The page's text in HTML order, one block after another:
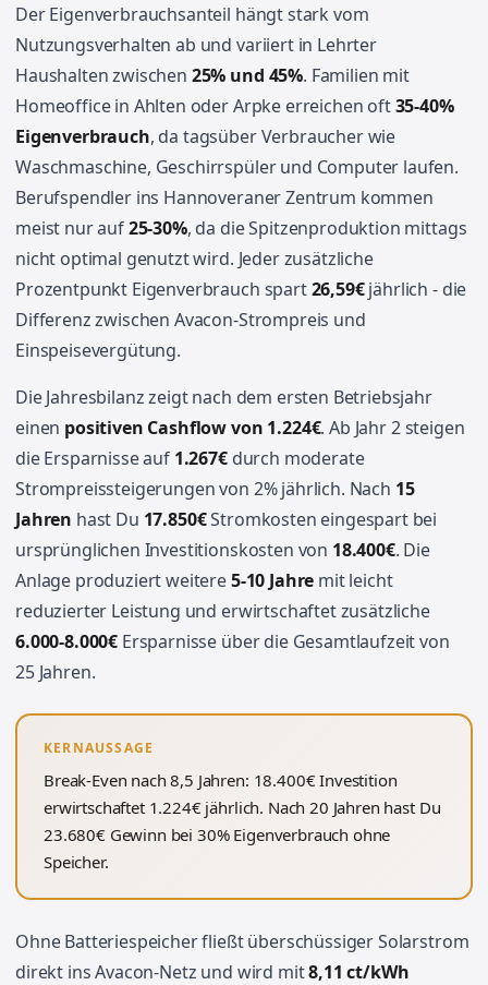
Der Eigenverbrauchsanteil hängt stark vom
Nutzungsverhalten ab und variiert in Lehrter
Haushalten zwischen 25% und 45%. Familien mit
Homeoffice in Ahlten oder Arpke erreichen oft35-40%
Eigenverbrauch, da tagsüber Verbraucher wie
Waschmaschine, Geschirrspüler und Computer laufen.
Berufspendler ins Hannoveraner Zentrum kommen
meist nur auf25-30%, da die Spitzenproduktion mittags
nicht optimal genutzt wird. Jeder zusätzliche
Prozentpunkt Eigenverbrauch spart26,59€jährlich - die
Differenz zwischen Avacon-Strompreis und
Einspeisevergütung.
Die Jahresbilanz zeigt nach dem ersten Betriebsjahr
einen positiven Cashflow von 1.224€. Ab Jahr 2 steigen
die Ersparnisse auf 1.267€durch moderate
Strompreissteigerungen von 2% jährlich. Nach 15
Jahren hast Du 17.850€Stromkosten eingespart bei
ursprünglichen Investitionskosten von 18.400€. Die
Anlage produziert weitere5-10 Jahre mit leicht
reduzierter Leistung und erwirtschaftet zusätzliche
6.000-8.000€ Ersparnisse über die Gesamtlaufzeit von
25 Jahren.
KERNAUSSAGE
Break-Even nach 8,5 Jahren: 18.400€ Investition
erwirtschaftet 1.224€ jährlich. Nach 20 Jahren hast Du
23.680€ Gewinn bei 30% Eigenverbrauch ohne
Speicher.
Ohne Batteriespeicher fließt überschüssiger Solarstrom
direkt ins Avacon-Netz und wird mit8,11 ct/kWh